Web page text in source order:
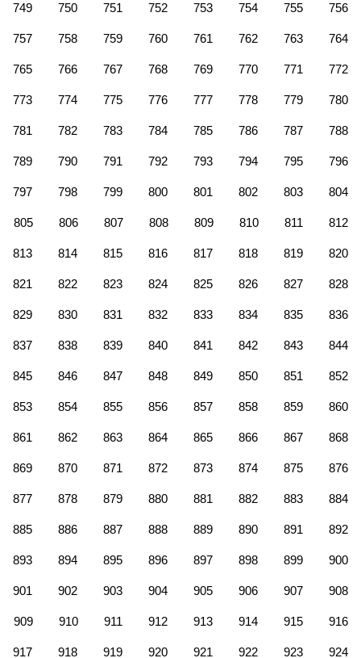
749 750 751 752 753 754 755 756
757 758 759 760 761 762 763 764
765 766 767 768 769 770 771 772
773 774 775 776 777 778 779 780
781 782 783 784 785 786 787 788
789 790 791 792 793 794 795 796
797 798 799 800 801 802 803 804
805 806 807 808 809 810 811 812
813 814 815 816 817 818 819 820
821 822 823 824 825 826 827 828
829 830 831 832 833 834 835 836
837 838 839 840 841 842 843 844
845 846 847 848 849 850 851 852
853 854 855 856 857 858 859 860
861 862 863 864 865 866 867 868
869 870 871 872 873 874 875 876
877 878 879 880 881 882 883 884
885 886 887 888 889 890 891 892
893 894 895 896 897 898 899 900
901 902 903 904 905 906 907 908
909 910 911 912 913 914 915 916
917 918 919 920 921 922 923 924